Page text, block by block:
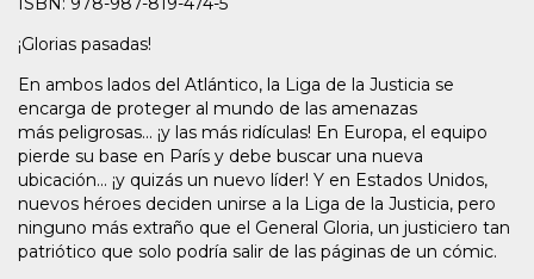
¡Glorias pasadas!
En ambos lados del Atlántico, la Liga de la Justicia se
encarga de proteger al mundo de las amenazas
más peligrosas... ¡y las más ridículas! En Europa, el equipo
pierde su base en París y debe buscar una nueva
ubicación... ¡y quizás un nuevo líder! Y en Estados Unidos,
nuevos héroes deciden unirse a la Liga de la Justicia, pero
ninguno más extraño que el General Gloria, un justiciero tan
patriótico que solo podría salir de las páginas de un cómic.